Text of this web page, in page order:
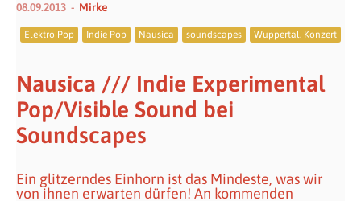
08.09.2013 Mirke
Elektro Pop Indie Pop Nausica soundscapes Wuppertal. Konzert
Nausica /// Indie Experimental
Pop/Visible Sound bei
Soundscapes
Ein glitzerndes Einhorn ist das Mindeste, was wir
von ihnen erwarten dürfen! An kommenden